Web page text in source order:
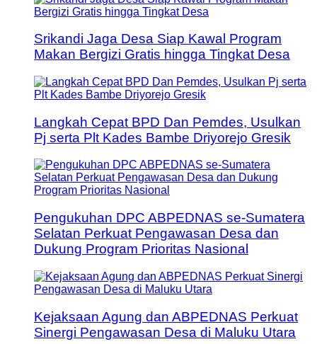
Srikandi Jaga Desa Siap Kawal Program
Makan Bergizi Gratis hingga Tingkat Desa
Langkah Cepat BPD Dan Pemdes, Usulkan
Pj serta Plt Kades Bambe Driyorejo Gresik
Pengukuhan DPC ABPEDNAS se-Sumatera
Selatan Perkuat Pengawasan Desa dan
Dukung Program Prioritas Nasional
Kejaksaan Agung dan ABPEDNAS Perkuat
Sinergi Pengawasan Desa di Maluku Utara